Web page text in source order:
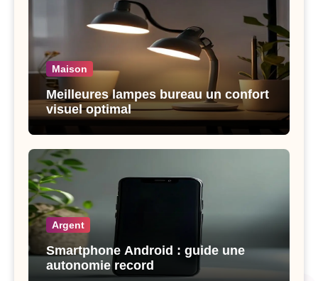
Maison
Meilleures lampes bureau un confort
visuel optimal
Argent
Smartphone Android : guide une
autonomie record